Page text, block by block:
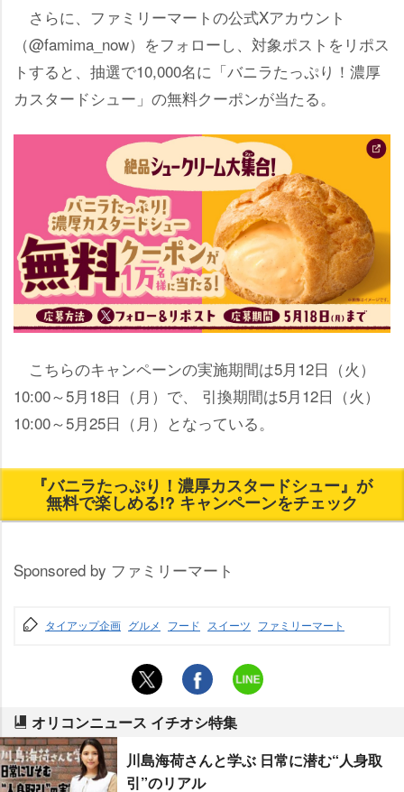
さらに、ファミリーマートの公式Xアカウント
（@famima_now）をフォローし、対象ポストをリポス
トすると、抽選で10,000名に「バニラたっぷり！濃厚
カスタードシュー」の無料クーポンが当たる。
こちらのキャンペーンの実施期間は5月12日（火）
10:00～5月18日（月）で、 引換期間は5月12日（火）
10:00～5月25日（月）となっている。
『バニラたっぷり！濃厚カスタードシュー』が
無料で楽しめる!? キャンペーンをチェック
Sponsored by ファミリーマート
タイアップ企画 グルメ フード スイーツ ファミリーマート
オリコンニュース イチオシ特集
川島海荷さんと学ぶ 日常に潜む“人身取
引”のリアル